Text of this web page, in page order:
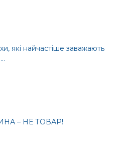
які найчастіше заважають
– НЕ ТОВАР!